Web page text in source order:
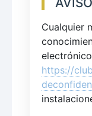
Cualquier
https://